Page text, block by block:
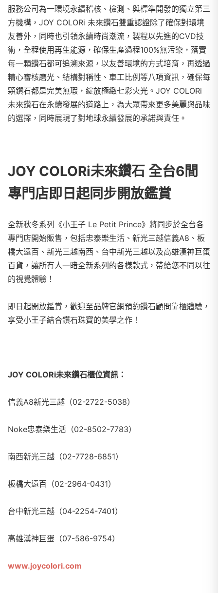
服務公司為一環境永續稽核、檢測、與標準開發的獨立第三
方機構，JOY COLORi 未來鑽石雙重認證除了確保對環境
友善外，同時也引領永續時尚潮流，製程以先進的CVD技
術，全程使用再生能源，確保生產過程100%無污染，落實
每一顆鑽石都可追溯來源，以友善環境的方式培育，再透過
精心審核磨光、結構對稱性、車工比例等八項資訊，確保每
顆鑽石都是完美無瑕，綻放極緻七彩火光。JOY COLORi
未來鑽石在永續發展的道路上，為大眾帶來更多美麗與品味
的選擇，同時展現了對地球永續發展的承諾與責任。
JOY COLORi未來鑽石 全台6間
專門店即日起同步開放鑑賞
全新秋冬系列《小王子 Le Petit Prince》將同步於全台各
專門店開始販售，包括忠泰樂生活、新光三越信義A8、板
橋大遠百、新光三越南西、台中新光三越以及高雄漢神巨蛋
百貨，讓所有人一睹全新系列的各樣款式，帶給您不同以往
的視覺體驗！
即日起開放鑑賞，歡迎至品牌官網預約鑽石顧問靠櫃體驗，
享受小王子結合鑽石珠寶的美學之作！
JOY COLORi未來鑽石櫃位資訊：
信義A8新光三越（02-2722-5038）
Noke忠泰樂生活（02-8502-7783）
南西新光三越（02-7728-6851）
板橋大遠百（02-2964-0431）
台中新光三越（04-2254-7401）
高雄漢神巨蛋（07-586-9754）
www.joycolori.com